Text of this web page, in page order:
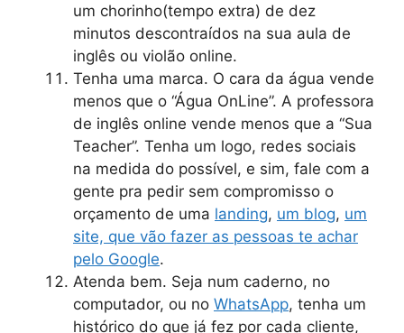
um chorinho(tempo extra) de dez
minutos descontraídos na sua aula de
inglês ou violão online.
Tenha uma marca. O cara da água vende
menos que o “Água OnLine”. A professora
de inglês online vende menos que a “Sua
Teacher”. Tenha um logo, redes sociais
na medida do possível, e sim, fale com a
gente pra pedir sem compromisso o
orçamento de uma landing, um blog, um
site, que vão fazer as pessoas te achar
pelo Google.
Atenda bem. Seja num caderno, no
computador, ou no WhatsApp, tenha um
histórico do que já fez por cada cliente,